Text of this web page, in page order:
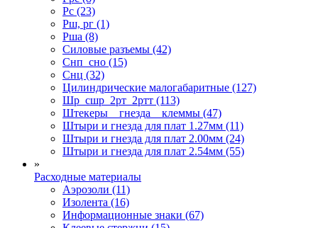
Рс (23)
Рш, рг (1)
Рша (8)
Силовые разъемы (42)
Снп_сно (15)
Снц (32)
Цилиндрические малогабаритные (127)
Шр_сшр_2рт_2ртт (113)
Штекеры _ гнезда _ клеммы (47)
Штыри и гнезда для плат 1.27мм (11)
Штыри и гнезда для плат 2.00мм (24)
Штыри и гнезда для плат 2.54мм (55)
»
Расходные материалы
Аэрозоли (11)
Изолента (16)
Информационные знаки (67)